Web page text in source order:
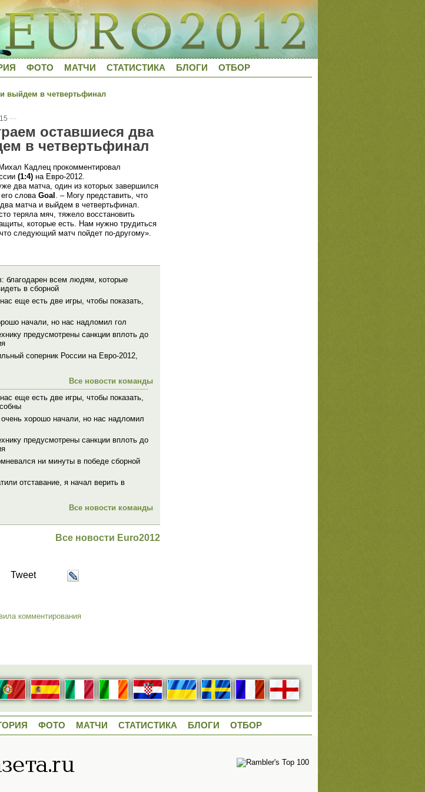
ФОТО МАТЧИ СТАТИСТИКА БЛОГИ ОТБОР
выйдем в четвертьфинал
—
оставшиеся два
в четвертьфинал
Кадлец прокомментировал
(1:4) на Евро-2012.
два матча, один из которых завершился
слова Goal . – Могу представить, что
матча и выйдем в четвертьфинал.
теряла мяч, тяжело восстановить
которые есть. Нам нужно трудиться
следующий матч пойдет по-другому».
благодарен всем людям, которые
в сборной
еще есть две игры, чтобы показать,
начали, но нас надломил гол
предусмотрены санкции вплоть до
соперник России на Евро-2012,
Все новости команды
еще есть две игры, чтобы показать,
хорошо начали, но нас надломил
предусмотрены санкции вплоть до
ни минуты в победе сборной
отставание, я начал верить в
Все новости команды
Все новости Euro2012
Tweet
комментирования
ФОТО МАТЧИ СТАТИСТИКА БЛОГИ ОТБОР